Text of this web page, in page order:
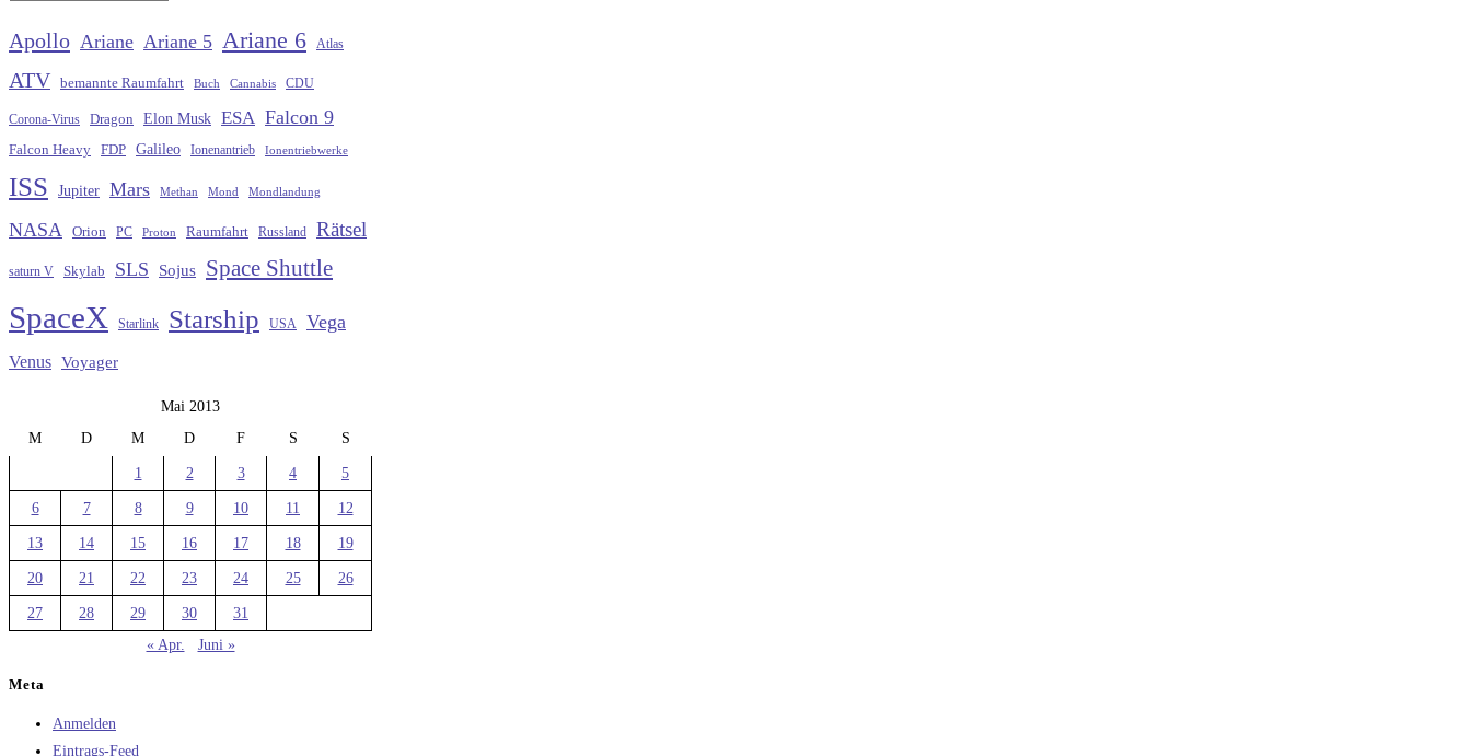
Apollo Ariane Ariane 5 Ariane 6 Atlas
ATV bemannte Raumfahrt Buch Cannabis CDU
Corona-Virus Dragon Elon Musk ESA Falcon 9
Falcon Heavy FDP Galileo Ionenantrieb Ionentriebwerke
ISS Jupiter Mars Methan Mond Mondlandung
NASA Orion PC Proton Raumfahrt Russland Rätsel
saturn V Skylab SLS Sojus Space Shuttle
SpaceX Starlink Starship USA Vega
Venus Voyager
Mai 2013
M
D M D F S S
1 2 3 4 5
6 7 8 9 10 11 12
13 14 15 16 17 18 19
20 21 22 23 24 25 26
27 28 29 30
31
« Apr.
Juni »
Meta
Anmelden
Eintrags-Feed